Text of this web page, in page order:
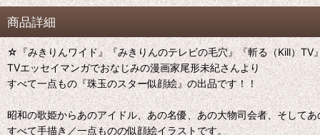
商品詳細
☆『みきりんワイド』『みきりんのテレビの毛穴』『斬る（Kill）TV
TVエッセイマンガでおなじみの漫画家尾形未紀さんより
すべて一点もの『珠玉のスター似顔絵』の出品です！！
昭和の歌姫からあのアイドル、あの名優、あの大物司会者、そして
すべて手描き／一点ものの似顔絵イラストです。